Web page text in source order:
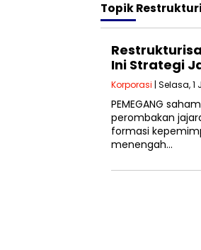
Topik
Ini Strategi
Korporasi | Selasa, 1
PEMEGANG
perombakan
formasi
menengah…